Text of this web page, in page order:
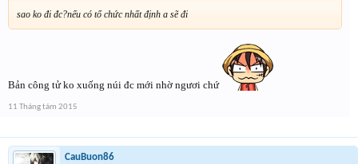
sao ko đi đc?nếu có tổ chức nhất định a sẽ đi
Bản công tử ko xuống núi đc mới nhờ ngươi chứ
11 Tháng tám 2015
CauBuon86